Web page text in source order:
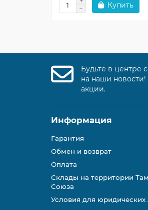
Купить
Будьте в центре
на наши
акции.
Информация
Гарантия
Обмен и возврат
Оплата
Склады на территории
Союза
Условия для юридических